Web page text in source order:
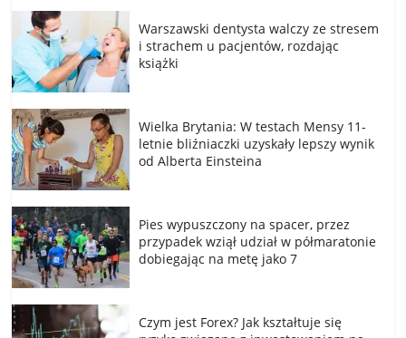
Warszawski dentysta walczy ze stresem
i strachem u pacjentów, rozdając
książki
Wielka Brytania: W testach Mensy 11-
letnie bliźniaczki uzyskały lepszy wynik
od Alberta Einsteina
Pies wypuszczony na spacer, przez
przypadek wziął udział w półmaratonie
dobiegając na metę jako 7
Czym jest Forex? Jak kształtuje się